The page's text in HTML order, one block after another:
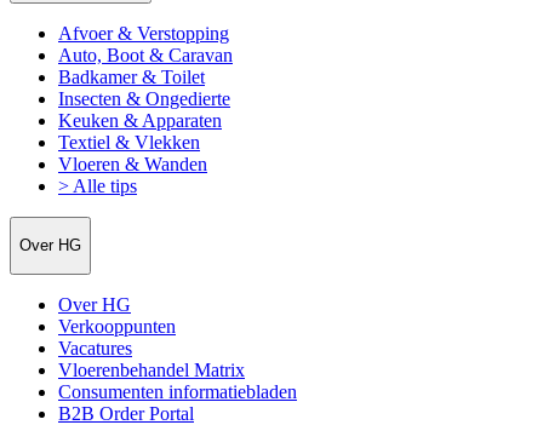
Afvoer & Verstopping
Auto, Boot & Caravan
Badkamer & Toilet
Insecten & Ongedierte
Keuken & Apparaten
Textiel & Vlekken
Vloeren & Wanden
> Alle tips
Over HG
Over HG
Verkooppunten
Vacatures
Vloerenbehandel Matrix
Consumenten informatiebladen
B2B Order Portal